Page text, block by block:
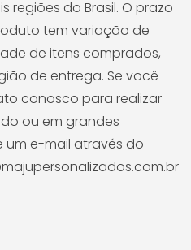
regiões do Brasil. O prazo
tem variação de
de itens comprados,
de entrega. Se você
conosco para realizar
ou em grandes
um e-mail através do